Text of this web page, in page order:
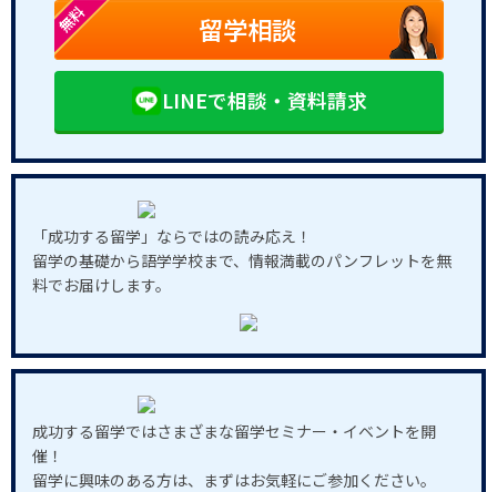
無料 留学相談
LINEで相談・資料請求
「成功する留学」ならではの読み応え！
留学の基礎から語学学校まで、情報満載のパンフレットを無
料でお届けします。
成功する留学ではさまざまな留学セミナー・イベントを開
催！
留学に興味のある方は、まずはお気軽にご参加ください。